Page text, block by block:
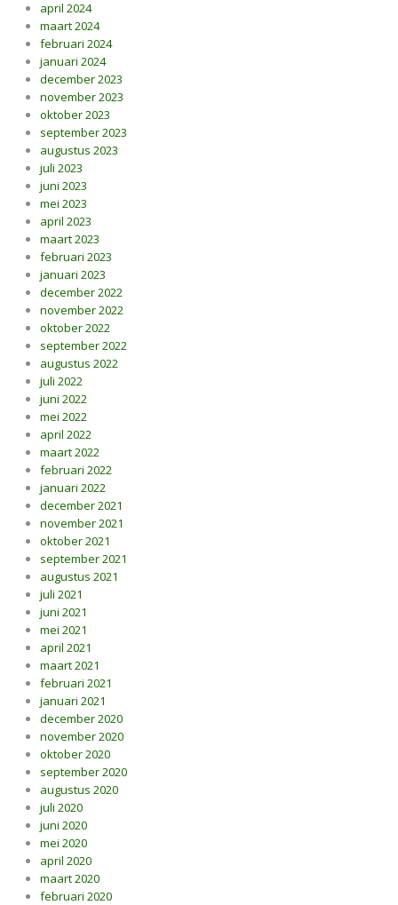
april 2024
maart 2024
februari 2024
januari 2024
december 2023
november 2023
oktober 2023
september 2023
augustus 2023
juli 2023
juni 2023
mei 2023
april 2023
maart 2023
februari 2023
januari 2023
december 2022
november 2022
oktober 2022
september 2022
augustus 2022
juli 2022
juni 2022
mei 2022
april 2022
maart 2022
februari 2022
januari 2022
december 2021
november 2021
oktober 2021
september 2021
augustus 2021
juli 2021
juni 2021
mei 2021
april 2021
maart 2021
februari 2021
januari 2021
december 2020
november 2020
oktober 2020
september 2020
augustus 2020
juli 2020
juni 2020
mei 2020
april 2020
maart 2020
februari 2020